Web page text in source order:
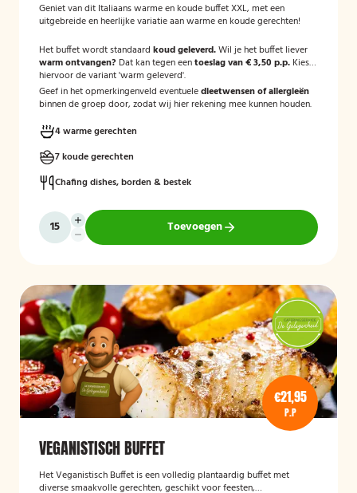
Geniet van dit Italiaans warme en koude buffet XXL, met een
uitgebreide en heerlijke variatie aan warme en koude gerechten!
Het buffet wordt standaard koud geleverd.Wil je het buffet liever
warm ontvangen? Dat kan tegen eentoeslag van € 3,50 p.p. Kies
hiervoor de variant 'warm geleverd'.
Geef in het opmerkingenveld eventueledieetwensen of allergieën
binnen de groep door, zodat wij hier rekening mee kunnen houden.
4 warme gerechten
7 koude gerechten
Chafing dishes, borden & bestek
Toevoegen
€21,95
P.P
VEGANISTISCH BUFFET
HetVeganistisch Buffet is een volledig plantaardig buffet met
diverse smaakvolle gerechten, geschikt voor feesten,